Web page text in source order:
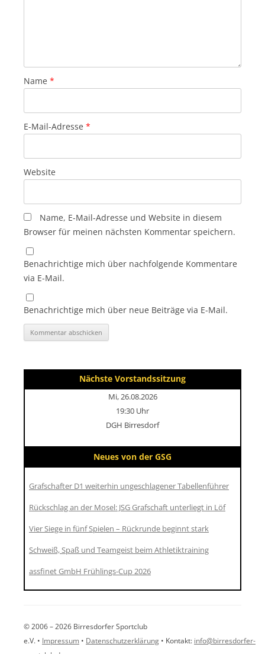
Name *
E-Mail-Adresse *
Website
Name, E-Mail-Adresse und Website in diesem
Browser für meinen nächsten Kommentar speichern.
Benachrichtige mich über nachfolgende Kommentare
via E-Mail.
Benachrichtige mich über neue Beiträge via E-Mail.
Nächste Vorstandssitzung
Mi, 26.08.2026
19:30 Uhr
DGH Birresdorf
Neues von der GSG
Grafschafter D1 weiterhin ungeschlagener Tabellenführer
Rückschlag an der Mosel: JSG Grafschaft unterliegt in Löf
Vier Siege in fünf Spielen – Rückrunde beginnt stark
Schweiß, Spaß und Teamgeist beim Athletiktraining
assfinet GmbH Frühlings-Cup 2026
© 2006 – 2026 Birresdorfer Sportclub
e.V. • Impressum • Datenschutzerklärung • Kontakt: info@birresdorfer-